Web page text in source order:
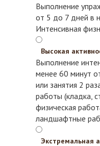
Выполнение
от 5 до 7 дней в
Интенсивная
Высокая
Выполнение
менее 60 минут
или занятия 2
работы (кладка,
физическая
ландшафтные
Экстремальная